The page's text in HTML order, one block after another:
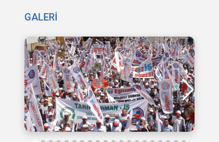
GALERİ